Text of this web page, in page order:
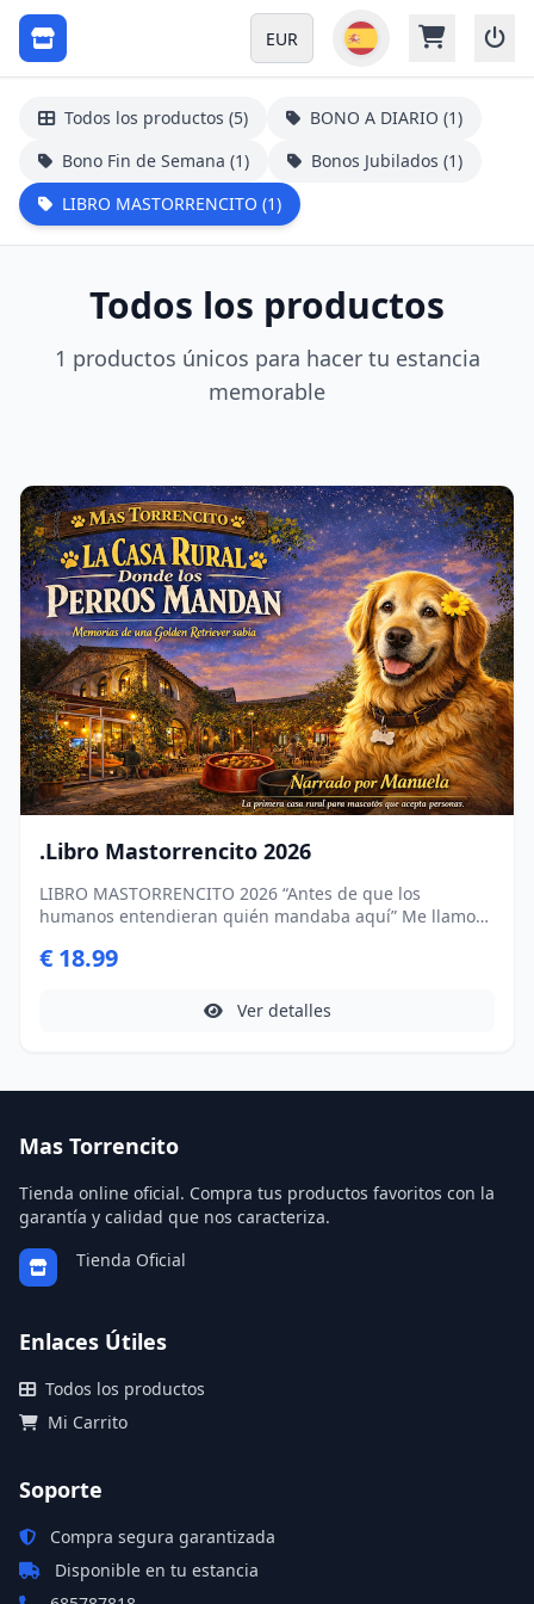
EUR
Todos los productos (5)
BONO A DIARIO (1)
Bono Fin de Semana (1)
Bonos Jubilados (1)
LIBRO MASTORRENCITO (1)
Todos los productos
1 productos únicos para hacer tu estancia
memorable
.Libro Mastorrencito 2026
LIBRO MASTORRENCITO 2026 “Antes de que los
humanos entendieran quién mandaba aquí” Me llamo
paciente. Y una flor amarilla en la oreja porque, si vas a
años en una masía del siglo XV en el Empordà, en un
casa-rural-donde-los-perros-mandan/
€ 18.99
Ver detalles
Mas Torrencito
Tienda online oficial. Compra tus productos favoritos con la
garantía y calidad que nos caracteriza.
Tienda Oficial
Enlaces Útiles
Todos los productos
Mi Carrito
Soporte
Compra segura garantizada
Disponible en tu estancia